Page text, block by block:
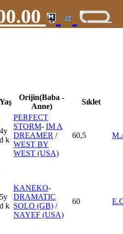
Yaş
Orijin(Baba -
Anne)
Sıklet
4y
d k
PERFECT
STORM- IM A
DREAMER /
WEST BY
WEST (USA)
60,5
5y
d k
KANEKO-
DRAMATIC
SOLO (GB) /
NAYEF (USA)
60